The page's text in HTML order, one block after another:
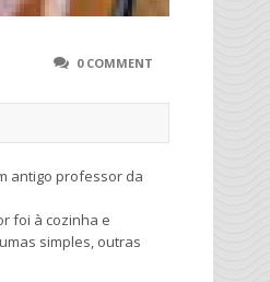
0 COMMENT
antigo professor da
foi à cozinha e
simples, outras